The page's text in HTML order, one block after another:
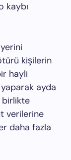
kaybı
kişilerin
hayli
ayda
birlikte
verilerine
daha fazla